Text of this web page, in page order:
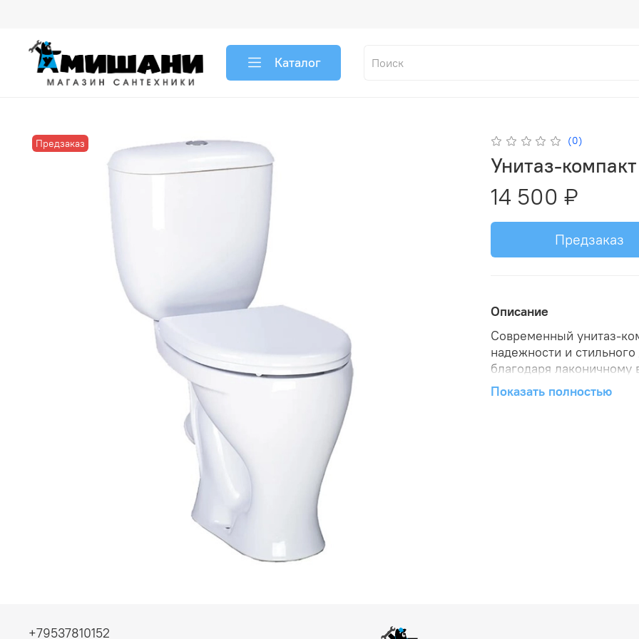
Каталог
Предзаказ (0)
Унитаз-
14 500 ₽
Предзаказ
Описание
Современный унитаз-
надежности и
благодаря лаконичному
экономит пространство
обслуживания
Показать полностью
+79537810152